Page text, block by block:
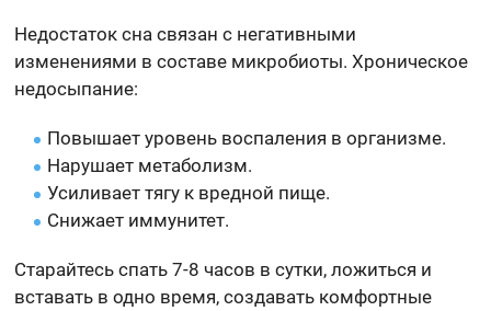
Недостаток сна связан с негативными
изменениями в составе микробиоты. Хроническое
недосыпание:
Повышает уровень воспаления в организме.
Нарушает метаболизм.
Усиливает тягу к вредной пище.
Снижает иммунитет.
Старайтесь спать 7-8 часов в сутки, ложиться и
вставать в одно время, создавать комфортные